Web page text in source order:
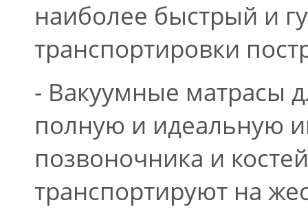
наиболее быстрый и
транспортировки
- Вакуумные матрасы
полную и идеальную
позвоночника и
транспортируют на